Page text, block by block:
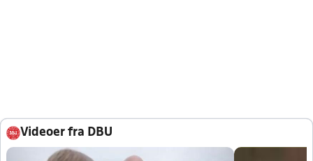
Videoer fra DBU